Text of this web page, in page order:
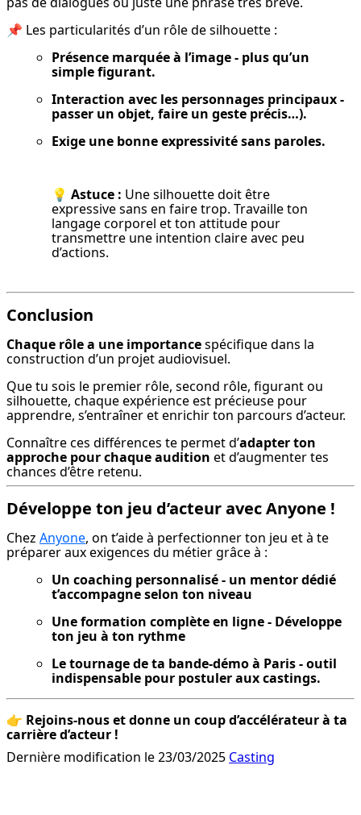
📌 Les particularités d’un rôle de silhouette :
Présence marquée à l’image - plus qu’un
simple figurant.
Interaction avec les personnages principaux -
passer un objet, faire un geste précis…).
Exige une bonne expressivité sans paroles.
💡 Astuce : Une silhouette doit être
expressive sans en faire trop. Travaille ton
langage corporel et ton attitude pour
transmettre une intention claire avec peu
d’actions.
Conclusion
Chaque rôle a une importance spécifique dans la
construction d’un projet audiovisuel.
Que tu sois le premier rôle, second rôle, figurant ou
silhouette, chaque expérience est précieuse pour
apprendre, s’entraîner et enrichir ton parcours d’acteur.
Connaître ces différences te permet d’adapter ton
approche pour chaque audition et d’augmenter tes
chances d’être retenu.
Développe ton jeu d’acteur avec Anyone !
Chez Anyone, on t’aide à perfectionner ton jeu et à te
préparer aux exigences du métier grâce à :
Un coaching personnalisé - un mentor dédié
t’accompagne selon ton niveau
Une formation complète en ligne - Développe
ton jeu à ton rythme
Le tournage de ta bande-démo à Paris - outil
indispensable pour postuler aux castings.
👉 Rejoins-nous et donne un coup d’accélérateur à ta
carrière d’acteur !
Dernière modification le 23/03/2025 Casting